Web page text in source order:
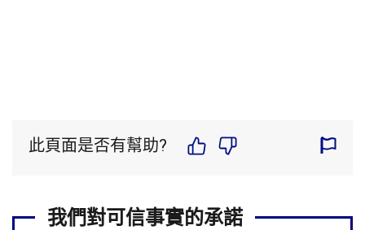
此頁面是否有幫助?
我們對可信事實的承諾